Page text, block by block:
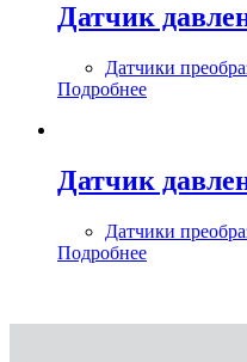
Датчик
Датчики
Подробнее
Датчик
Датчики
Подробнее